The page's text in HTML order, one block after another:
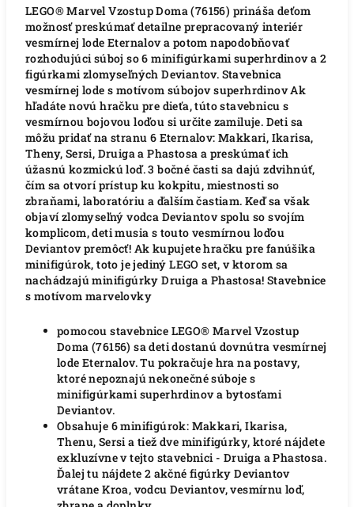
LEGO® Marvel Vzostup Doma (76156) prináša deťom
možnosť preskúmať detailne prepracovaný interiér
vesmírnej lode Eternalov a potom napodobňovať
rozhodujúci súboj so 6 minifigúrkami superhrdinov a 2
figúrkami zlomyseľných Deviantov. Stavebnica
vesmírnej lode s motívom súbojov superhrdinov Ak
hľadáte novú hračku pre dieťa, túto stavebnicu s
vesmírnou bojovou loďou si určite zamiluje. Deti sa
môžu pridať na stranu 6 Eternalov: Makkari, Ikarisa,
Theny, Sersi, Druiga a Phastosa a preskúmať ich
úžasnú kozmickú loď. 3 bočné časti sa dajú zdvihnúť,
čím sa otvorí prístup ku kokpitu, miestnosti so
zbraňami, laboratóriu a ďalším častiam. Keď sa však
objaví zlomyseľný vodca Deviantov spolu so svojím
komplicom, deti musia s touto vesmírnou loďou
Deviantov premôcť! Ak kupujete hračku pre fanúšika
minifigúrok, toto je jediný LEGO set, v ktorom sa
nachádzajú minifigúrky Druiga a Phastosa! Stavebnice
s motívom marvelovky
pomocou stavebnice LEGO® Marvel Vzostup
Doma (76156) sa deti dostanú dovnútra vesmírnej
lode Eternalov.Tu pokračuje hra na postavy,
ktoré nepoznajú nekonečné súboje s
minifigúrkami superhrdinov a bytosťami
Deviantov.
Obsahuje 6 minifigúrok: Makkari, Ikarisa,
Thenu, Sersi a tiež dve minifigúrky, ktoré nájdete
exkluzívne v tejto stavebnici - Druiga a Phastosa.
Ďalej tu nájdete 2 akčné figúrky Deviantov
vrátane Kroa, vodcu Deviantov, vesmírnu loď,